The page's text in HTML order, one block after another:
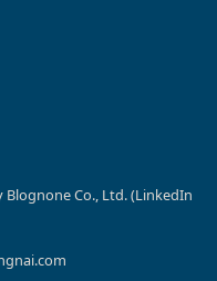
Co., Ltd. (LinkedIn